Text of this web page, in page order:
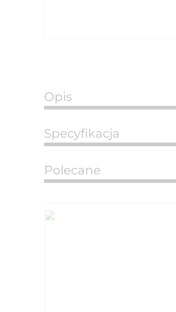
Opis
Specyfikacja
Polecane